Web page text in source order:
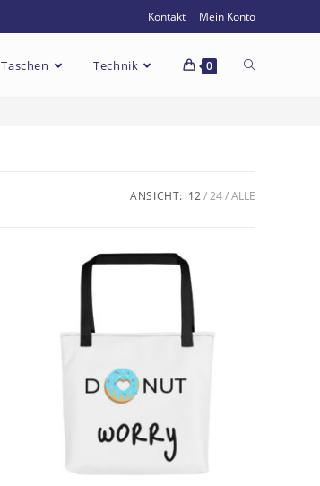
Kontakt Mein Konto
Taschen Technik 0
ANSICHT: 12 24 ALLE